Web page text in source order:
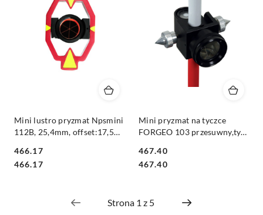
Mini lustro pryzmat Npsmini
112B, 25,4mm, offset:17,5
Cena:
466.17
Cena:
466.17
Mini pryzmat na tyczce
FORGEO 103 przesuwny,typ
Cena:
467.40
Cena:
467.40